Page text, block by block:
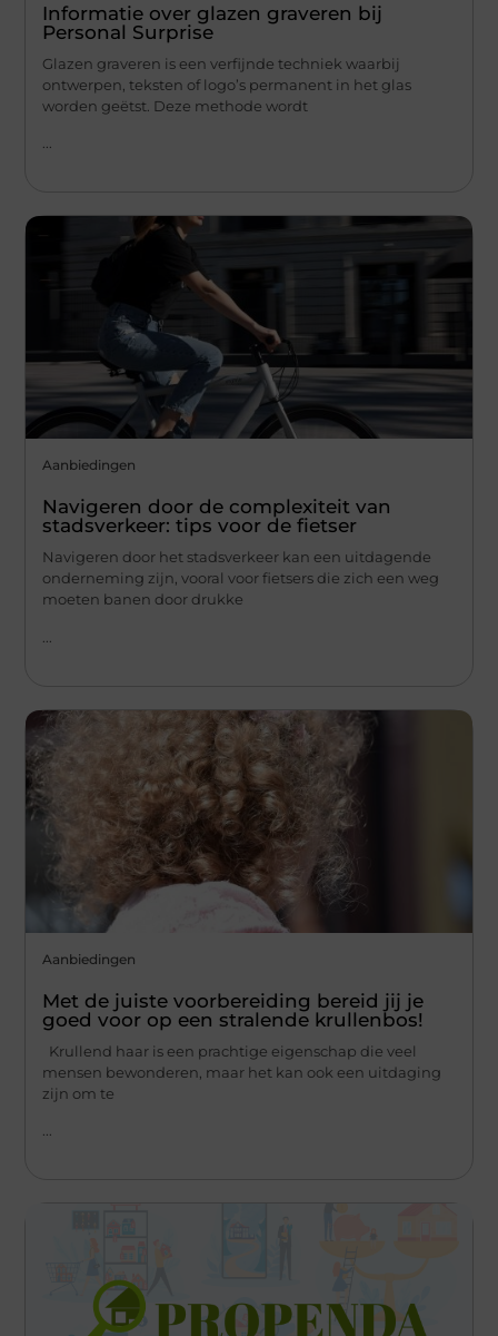
Informatie over glazen graveren bij
Personal Surprise
Glazen graveren is een verfijnde techniek waarbij
ontwerpen, teksten of logo’s permanent in het glas
worden geëtst. Deze methode wordt
Aanbiedingen
Navigeren door de complexiteit van
stadsverkeer: tips voor de fietser
Navigeren door het stadsverkeer kan een uitdagende
onderneming zijn, vooral voor fietsers die zich een weg
moeten banen door drukke
Aanbiedingen
Met de juiste voorbereiding bereid jij je
goed voor op een stralende krullenbos!
Krullend haar is een prachtige eigenschap die veel
mensen bewonderen, maar het kan ook een uitdaging
zijn om te